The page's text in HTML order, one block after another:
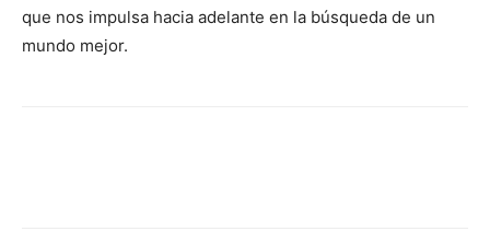
que nos impulsa hacia adelante en la búsqueda de un
mundo mejor.